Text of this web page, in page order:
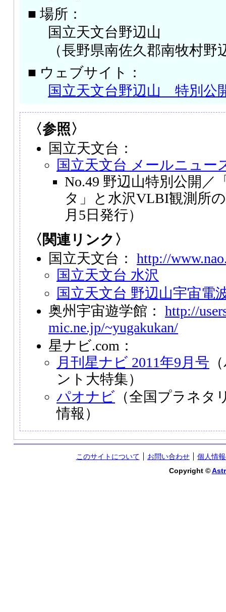
■ 場所：
国立天文台野辺山
（長野県南佐久郡南牧村野
■ ウェブサイト：
国立天文台野辺山 特別公
〈参照〉
国立天文台：
国立天文台 メールニュー
No.49 野辺山特別公開／
タ」と水沢VLBI観測所
月5日発行）
〈関連リンク〉
国立天文台： http://
国立天文台 水沢
国立天文台 野辺山宇宙電
奥州宇宙遊学館： http://
mic.ne.jp/~yugakukan/
星ナビ.com：
月刊星ナビ 2011年9月号
ント大特集）
パオナビ （全国プラネタ
情報）
このサイトについて お問い合わせ
個人情
Copyright ©